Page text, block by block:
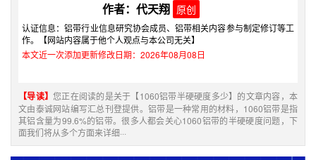
作者：代天翔 原创
认证信息：铝带行业信息研究协会成员、铝带相关内容参与制定修订等工
作。【网站内容属于他个人观点与本公司无关】
本文近一次添加更新修改日期：2026年08月08日
【导读】您正在阅读的是关于【1060铝带半硬硬度多少】的文章内容，本
文由泰诚网站编写汇总刊登提供。铝带是一种常用的材料，1060铝带是指
其铝含量为99.6%的铝带。很多人都会关心1060铝带的半硬硬度问题，下
面我们将从多个方面来详细···